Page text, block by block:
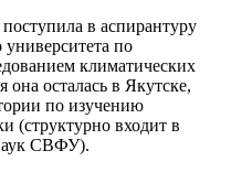
в аспирантуру
по
климатических
она осталась в Якутске,
по изучению
(структурно входит в
СВФУ).